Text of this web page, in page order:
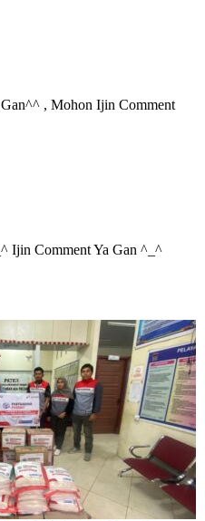
, Mohon Ijin Comment
Ijin Comment Ya Gan ^_^